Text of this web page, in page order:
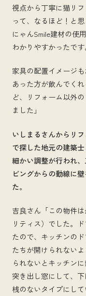
視点から丁寧に猫リ
って、なるほど！と
にゃんSmile建材の使
わかりやすかったです
家具の配置イメージ
あった方が飲んでく
ど、リフォーム以外
ました」
いしまるさんからリ
で探した地元の建築
細かい調整が行われ
ビングからの動線に
た。
吉良さん「この物件
リティス）でした。
たので、キッチンの
たちが開けられない
られないとキッチン
突き出し窓にして、
桟のないタイプにして